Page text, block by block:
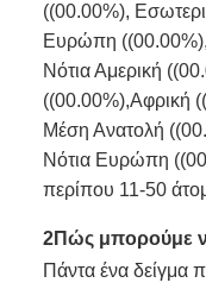
((00.00%),
Ευρώπη ((00.00%),
Νότια Αμερική
((00.00%),Αφρική
Μέση Ανατολή
Νότια Ευρώπη
περίπου 11-50
2Πώς μπορούμε
Πάντα ένα δείγμα